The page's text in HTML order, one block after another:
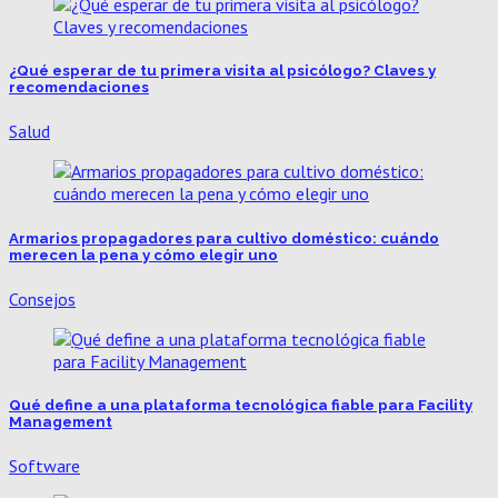
¿Qué esperar de tu primera visita al psicólogo? Claves y
recomendaciones
Salud
Armarios propagadores para cultivo doméstico: cuándo
merecen la pena y cómo elegir uno
Consejos
Qué define a una plataforma tecnológica fiable para Facility
Management
Software